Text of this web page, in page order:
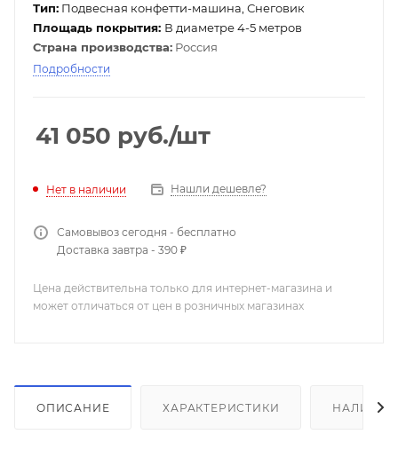
Тип: Подвесная конфетти-машина, Снеговик
Площадь покрытия: В диаметре 4-5 метров
Страна производства: Россия
Подробности
41 050 руб./шт
Нет в наличии Нашли дешевле?
Самовывоз сегодня - бесплатно
Доставка завтра - 390 ₽
Цена действительна только для интернет-магазина и
может отличаться от цен в розничных магазинах
ОПИСАНИЕ ХАРАКТЕРИСТИКИ НАЛИЧИЕ